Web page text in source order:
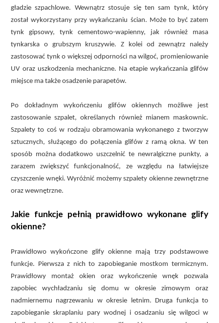
gładzie szpachlowe. Wewnątrz stosuje się ten sam tynk, który
został wykorzystany przy wykańczaniu ścian. Może to być zatem
tynk gipsowy, tynk cementowo-wapienny, jak również masa
tynkarska o grubszym kruszywie. Z kolei od zewnątrz należy
zastosować tynk o większej odporności na wilgoć, promieniowanie
UV oraz uszkodzenia mechaniczne. Na etapie wykańczania glifów
miejsce ma także osadzenie parapetów.
Po dokładnym wykończeniu glifów okiennych możliwe jest
zastosowanie szpalet, określanych również mianem maskownic.
Szpalety to coś w rodzaju obramowania wykonanego z tworzyw
sztucznych, służącego do połączenia glifów z ramą okna. W ten
sposób można dodatkowo uszczelnić te newralgiczne punkty, a
zarazem zwiększyć funkcjonalność, ze względu na łatwiejsze
czyszczenie wnęki. Wyróżnić możemy szpalety okienne zewnętrzne
oraz wewnętrzne.
Jakie funkcje pełnią prawidłowo wykonane glify
okienne?
Prawidłowo wykończone glify okienne mają trzy podstawowe
funkcje. Pierwsza z nich to zapobieganie mostkom termicznym.
Prawidłowy montaż okien oraz wykończenie wnęk pozwala
zapobiec wychładzaniu się domu w okresie zimowym oraz
nadmiernemu nagrzewaniu w okresie letnim. Druga funkcja to
zapobieganie skraplaniu pary wodnej i osadzaniu się wilgoci w